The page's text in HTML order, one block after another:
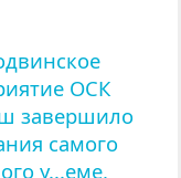
ОСК
завершило
самого
у...еме,